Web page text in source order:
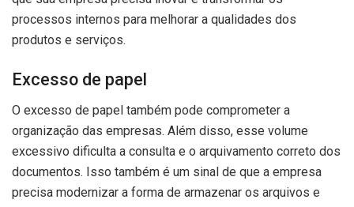
processos internos para melhorar a qualidades dos
produtos e serviços.
Excesso de papel
O excesso de papel também pode comprometer a
organização das empresas. Além disso, esse volume
excessivo dificulta a consulta e o arquivamento correto dos
documentos. Isso também é um sinal de que a empresa
precisa modernizar a forma de armazenar os arquivos e